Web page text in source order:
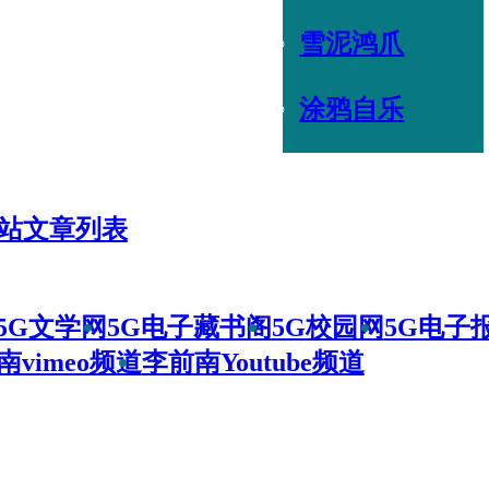
雪泥鸿爪
涂鸦自乐
文章列表
文学网5G电子藏书阁5G校园网5G电子
vimeo频道李前南Youtube频道